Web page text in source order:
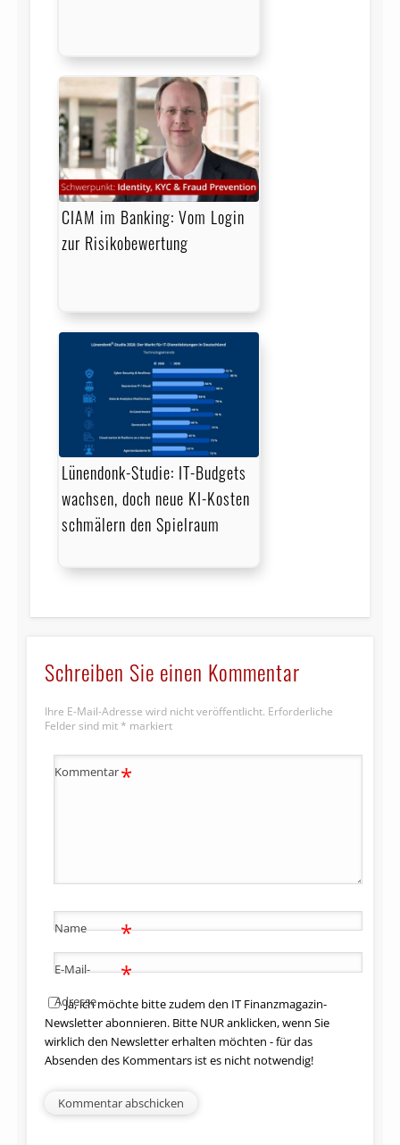
CIAM im Banking: Vom Login
zur Risikobewertung
Lünendonk-Studie: IT-Budgets
wachsen, doch neue KI-Kosten
schmälern den Spielraum
Schreiben Sie einen Kommentar
Ihre E-Mail-Adresse wird nicht veröffentlicht. Erforderliche
Felder sind mit * markiert
Kommentar*
Name *
E-Mail-
Adresse
*
Ja, ich möchte bitte zudem den IT Finanzmagazin-
Newsletter abonnieren. Bitte NUR anklicken, wenn Sie
wirklich den Newsletter erhalten möchten - für das
Absenden des Kommentars ist es nicht notwendig!